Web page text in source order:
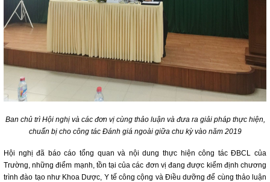
Ban chủ trì Hội nghị và các đơn vị cùng thảo luận và đưa ra giải pháp thực hiện,
chuẩn bị cho công tác Đánh giá ngoài giữa chu kỳ vào năm 2019
Hội nghị đã báo cáo tổng quan và nội dung thực hiện công tác ĐBCL của
Trường, những điểm mạnh, tồn tại của các đơn vị đang được kiểm định chương
trình đào tạo như Khoa Dược, Y tế công cộng và Điều dưỡng để cùng thảo luận